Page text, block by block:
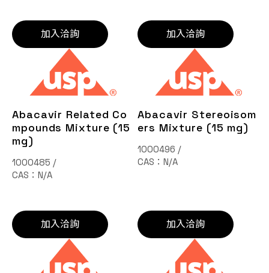
加入洽詢 加入洽詢
Abacavir Related Co
mpounds Mixture (15
mg)
1000485 /
CAS：N/A
加入洽詢
Abacavir Stereoisom
ers Mixture (15 mg)
1000496 /
CAS：N/A
加入洽詢